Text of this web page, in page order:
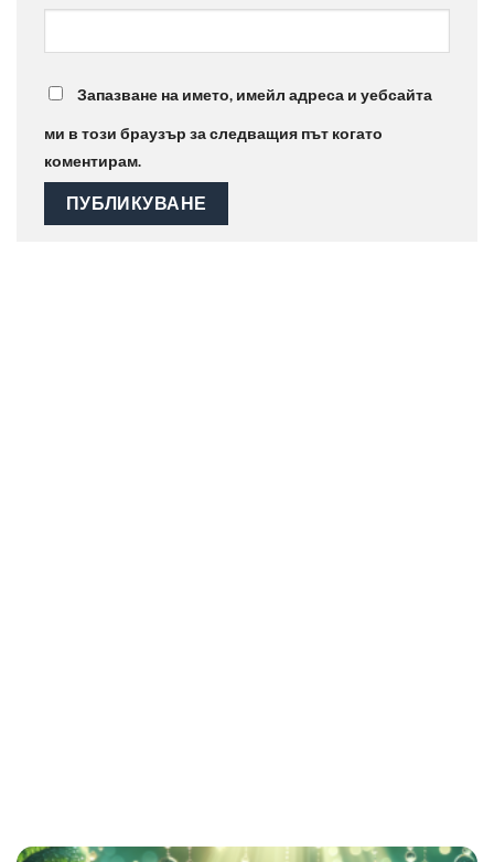
Запазване на името, имейл адреса и уебсайта
ми в този браузър за следващия път когато
коментирам.